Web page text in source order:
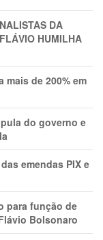
DA
HUMILHA
mais de 200% em
do governo e
emendas PIX e
para função de
Bolsonaro